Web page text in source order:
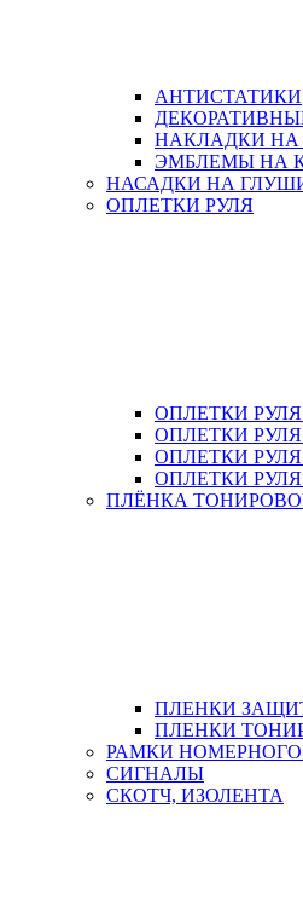
АНТИСТАТИКИ
НАКЛАДКИ НА
ЭМБЛЕМЫ НА
НАСАДКИ НА
ОПЛЕТКИ РУЛЯ
ОПЛЕТКИ РУЛЯ
ОПЛЕТКИ РУЛЯ
ОПЛЕТКИ РУЛЯ
ОПЛЕТКИ РУЛЯ
ПЛЁНКА
ПЛЕНКИ
ПЛЕНКИ
РАМКИ НОМЕРНОГО
СИГНАЛЫ
СКОТЧ, ИЗОЛЕНТА